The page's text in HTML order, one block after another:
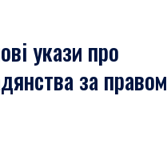
укази про
за правом